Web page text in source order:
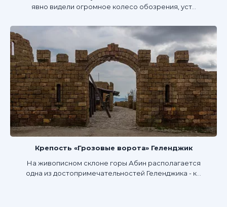
явно видели огромное колесо обозрения, уст...
Крепость «Грозовые ворота» Геленджик
На живописном склоне горы Абин располагается
одна из достопримечательностей Геленджика - к...